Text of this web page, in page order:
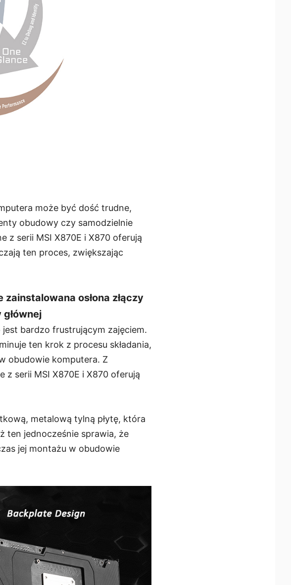
może być dość trudne,
obudowy czy samodzielnie
z serii MSI X870E i X870 oferują
ten proces, zwiększając
osłona złączy
jest bardzo frustrującym zajęciem.
ten krok z procesu składania,
obudowie komputera. Z
z serii MSI X870E i X870 oferują
metalową tylną płytę, która
ten jednocześnie sprawia, że
jej montażu w obudowie